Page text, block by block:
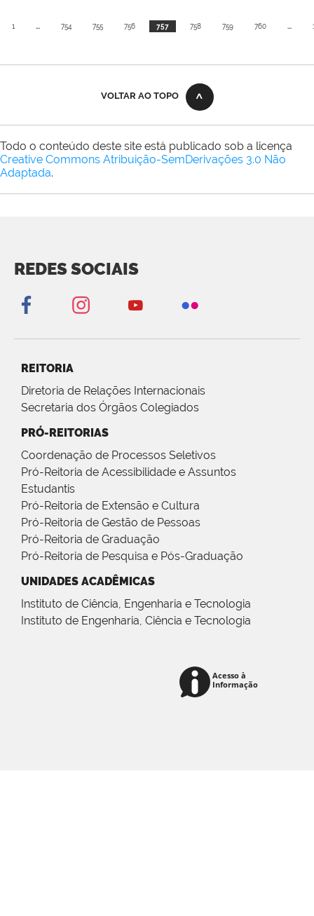
1 ... 754 755 756 757 758 759 760 ...
VOLTAR AO TOPO
Todo o conteúdo deste site está publicado sob a licença
Creative Commons Atribuição-SemDerivações 3.0 Não
Adaptada.
REDES SOCIAIS
REITORIA
Diretoria de Relações Internacionais
Secretaria dos Órgãos Colegiados
PRÓ-REITORIAS
Coordenação de Processos Seletivos
Pró-Reitoria de Acessibilidade e Assuntos
Estudantis
Pró-Reitoria de Extensão e Cultura
Pró-Reitoria de Gestão de Pessoas
Pró-Reitoria de Graduação
Pró-Reitoria de Pesquisa e Pós-Graduação
UNIDADES ACADÊMICAS
Instituto de Ciência, Engenharia e Tecnologia
Instituto de Engenharia, Ciência e Tecnologia